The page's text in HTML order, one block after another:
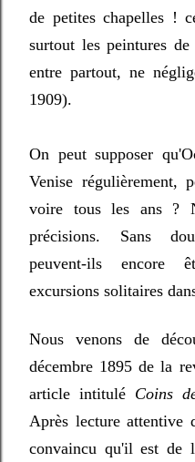
de petites chapelles !
surtout les peintures de
entre partout, ne
1909).
On peut supposer
Venise régulièrement,
voire tous les ans ?
précisions. Sans
peuvent-ils encore
excursions solitaires
Nous venons de
décembre 1895 de la
article intitulé Coins
Après lecture attentive
convaincu qu'il est de